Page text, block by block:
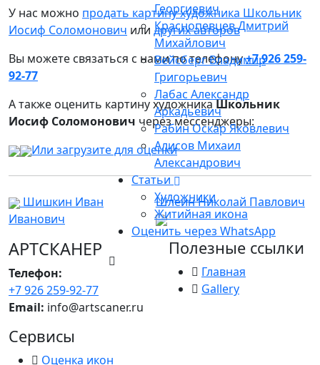
Георгиевич
Краснопевцев Дмитрий
Михайлович
Вейсберг Владимир
Григорьевич
Лабас Александр
Аркадьевич
Рабин Оскар Яковлевич
Алисов Михаил
Александрович
Статьи
Художники
Житийная икона
Оценить через WhatsApp
У нас можно продать картину художника Школьник
Иосиф Соломонович или других авторов
Вы можете связаться с нами по телефону+7 926 259-
92-77
А также оценить картину художникаШкольник
Иосиф Соломонович через мессенджеры:
Или загрузите для оценки
Шишкин Иван
Иванович
Шлеин Николай Павлович
АРТСКАНЕР
Телефон:
+7 926 259-92-77
Email: info@artscaner.ru
Полезные ссылки
Главная
Gallery
Сервисы
Оценка икон